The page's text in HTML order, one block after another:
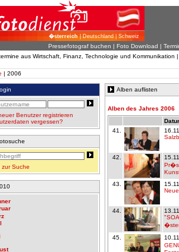
�sterreich| Deutschland | Schweiz
Pressefotograf buchen | Foto Download |
aus Wirtschaft, Finanz, Technologie und Kommunikation
| 2006
Benutzer registrieren
vergessen?
zur Suche
Alben auflisten
Alben des Jahres 2006
41.
42.
43.
44.
45.